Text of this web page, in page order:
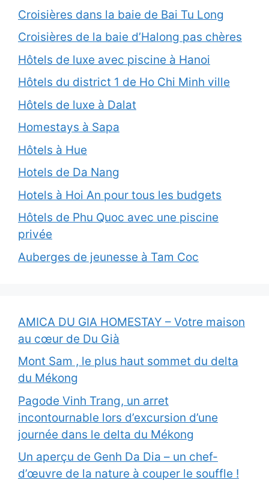
Croisières dans la baie de Bai Tu Long
Croisières de la baie d’Halong pas chères
Hôtels de luxe avec piscine à Hanoi
Hôtels du district 1 de Ho Chi Minh ville
Hôtels de luxe à Dalat
Homestays à Sapa
Hôtels à Hue
Hotels de Da Nang
Hotels à Hoi An pour tous les budgets
Hôtels de Phu Quoc avec une piscine
privée
Auberges de jeunesse à Tam Coc
AMICA DU GIA HOMESTAY – Votre maison
au cœur de Du Già
Mont Sam , le plus haut sommet du delta
du Mékong
Pagode Vinh Trang, un arret
incontournable lors d’excursion d’une
journée dans le delta du Mékong
Un aperçu de Genh Da Dia – un chef-
d’œuvre de la nature à couper le souffle !